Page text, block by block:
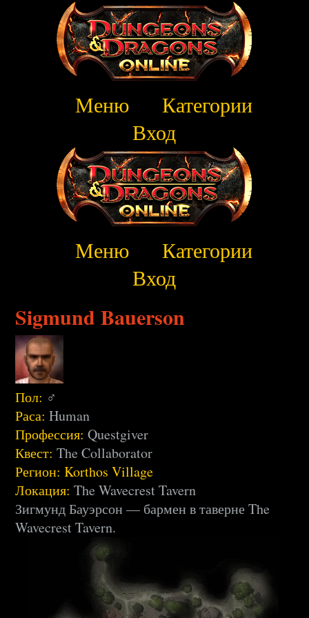
Меню
Категории
Вход
Меню
Категории
Вход
Sigmund Bauerson
Пол: ♂
Раса: Human
Профессия: Questgiver
Квест: The Collaborator
Регион: Korthos Village
Локация: The Wavecrest Tavern
Зигмунд Бауэрсон — бармен в таверне The
Wavecrest Tavern.